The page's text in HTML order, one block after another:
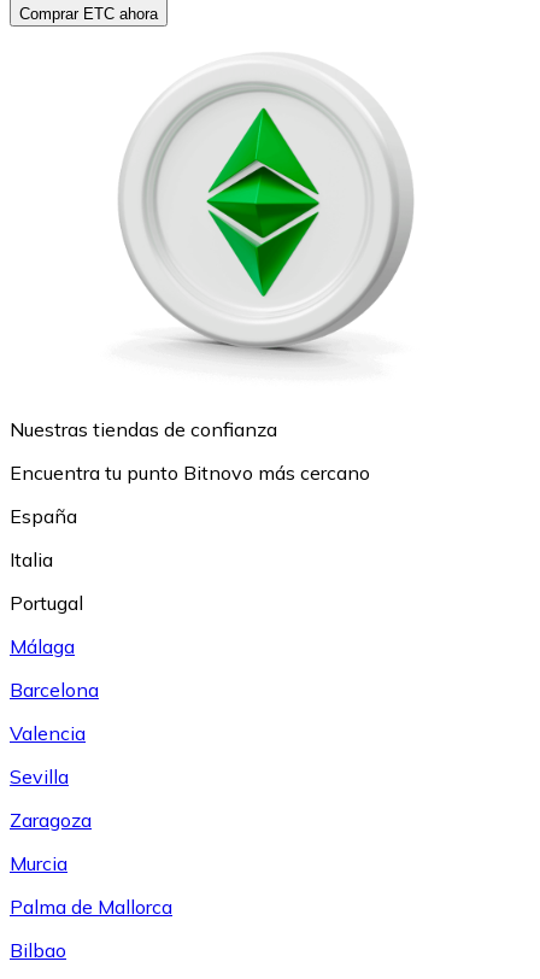
Comprar ETC ahora
Nuestras tiendas de confianza
Encuentra tu punto Bitnovo más cercano
España
Italia
Portugal
Málaga
Barcelona
Valencia
Sevilla
Zaragoza
Murcia
Palma de Mallorca
Bilbao